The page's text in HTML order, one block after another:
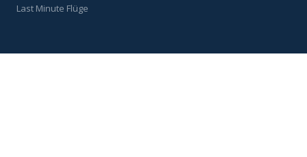
Last Minute Flüge